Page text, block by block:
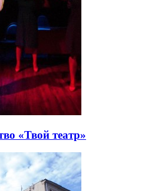
«Твой театр»